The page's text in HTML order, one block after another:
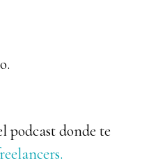
podcast donde te